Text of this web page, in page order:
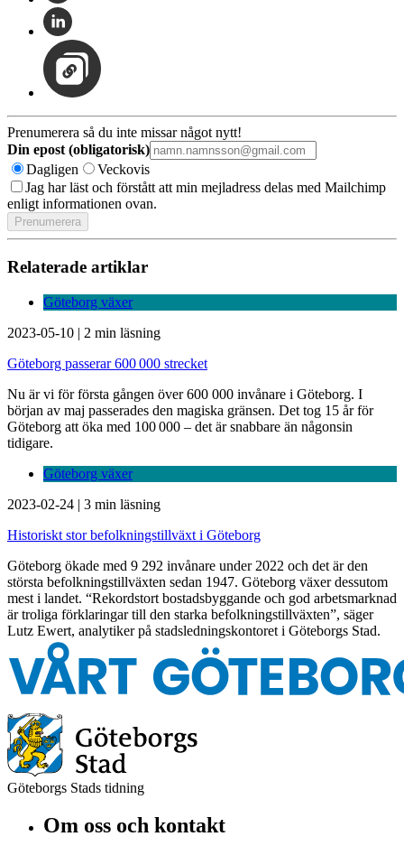
Prenumerera så du inte missar något nytt!
Din epost (obligatorisk)
Dagligen
Veckovis
Jag har läst och förstått att min mejladress delas med Mailchimp
enligt informationen ovan.
Relaterade artiklar
Göteborg växer
2023-05-10 | 2 min läsning
Göteborg passerar 600 000 strecket
Nu är vi för första gången över 600 000 invånare i Göteborg. I
början av maj passerades den magiska gränsen. Det tog 15 år för
Göteborg att öka med 100 000 – det är snabbare än någonsin
tidigare.
Göteborg växer
2023-02-24 | 3 min läsning
Historiskt stor befolkningstillväxt i Göteborg
Göteborg ökade med 9 292 invånare under 2022 och det är den
största befolkningstillväxten sedan 1947. Göteborg växer dessutom
mest i landet. “Rekordstort bostadsbyggande och god arbetsmarknad
är troliga förklaringar till den starka befolkningstillväxten”, säger
Lutz Ewert, analytiker på stadsledningskontoret i Göteborgs Stad.
Göteborgs Stads tidning
Om oss och kontakt